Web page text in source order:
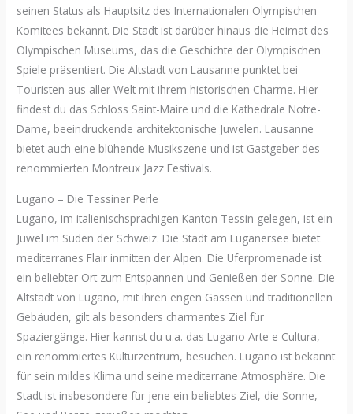
seinen Status als Hauptsitz des Internationalen Olympischen
Komitees bekannt. Die Stadt ist darüber hinaus die Heimat des
Olympischen Museums, das die Geschichte der Olympischen
Spiele präsentiert. Die Altstadt von Lausanne punktet bei
Touristen aus aller Welt mit ihrem historischen Charme. Hier
findest du das Schloss Saint-Maire und die Kathedrale Notre-
Dame, beeindruckende architektonische Juwelen. Lausanne
bietet auch eine blühende Musikszene und ist Gastgeber des
renommierten Montreux Jazz Festivals.
Lugano – Die Tessiner Perle
Lugano, im italienischsprachigen Kanton Tessin gelegen, ist ein
Juwel im Süden der Schweiz. Die Stadt am Luganersee bietet
mediterranes Flair inmitten der Alpen. Die Uferpromenade ist
ein beliebter Ort zum Entspannen und Genießen der Sonne. Die
Altstadt von Lugano, mit ihren engen Gassen und traditionellen
Gebäuden, gilt als besonders charmantes Ziel für
Spaziergänge. Hier kannst du u.a. das Lugano Arte e Cultura,
ein renommiertes Kulturzentrum, besuchen. Lugano ist bekannt
für sein mildes Klima und seine mediterrane Atmosphäre. Die
Stadt ist insbesondere für jene ein beliebtes Ziel, die Sonne,